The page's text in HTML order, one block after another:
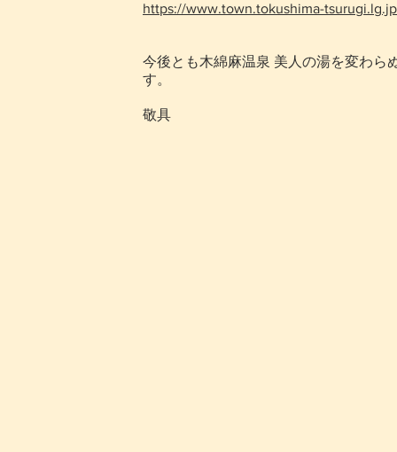
https://www.town.tokushima-
今後とも木綿麻温泉 美人の湯を変わら
す。
敬具